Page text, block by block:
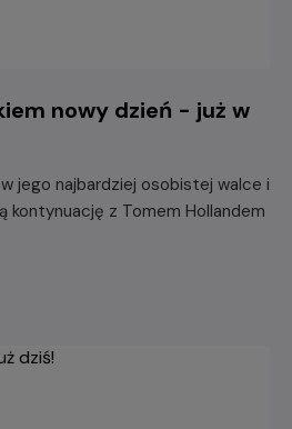
nowy dzień - już w
jego najbardziej osobistej walce i
kontynuację z Tomem Hollandem